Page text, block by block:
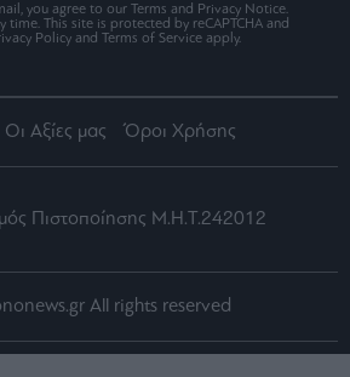
you agree to our Terms and Privacy Notice.
time. This site is protected by reCAPTCHA and
Policy and Terms of Service apply.
Οι Αξίες μας Όροι Χρήσης
Πιστοποίησης Μ.Η.Τ.242012
All rights reserved